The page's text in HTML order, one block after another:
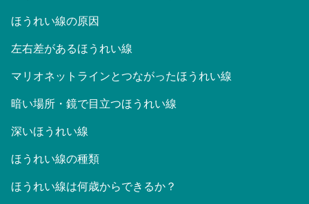
ほうれい線の原因
左右差があるほうれい線
マリオネットラインとつながったほうれい線
暗い場所・鏡で目立つほうれい線
深いほうれい線
ほうれい線の種類
ほうれい線は何歳からできるか？